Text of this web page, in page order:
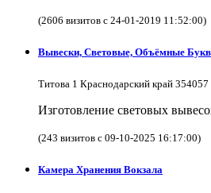
(2606 визитов с 24-01-2019 11:52:00)
Вывески, Световые, Объёмные
Титова 1 Краснодарский край
Изготовление световых
(243 визитов с 09-10-2025 16:17:00)
Камера Хранения Вокзала